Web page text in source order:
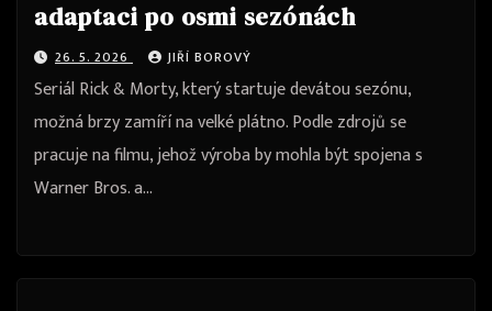
adaptaci po osmi sezónách
26. 5. 2026 JIŘÍ BOROVÝ
Seriál Rick & Morty, který startuje devátou sezónu,
možná brzy zamíří na velké plátno. Podle zdrojů se
pracuje na filmu, jehož výroba by mohla být spojena s
Warner Bros. a…